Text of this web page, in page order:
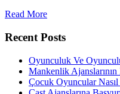
Read More
Recent Posts
Oyunculuk Ve
Mankenlik Ajanslarının
Çocuk Oyuncular